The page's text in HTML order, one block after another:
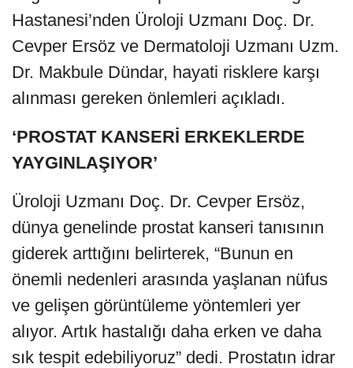
Hastanesi’nden Üroloji Uzmanı Doç. Dr.
Cevper Ersöz ve Dermatoloji Uzmanı Uzm.
Dr. Makbule Dündar, hayati risklere karşı
alınması gereken önlemleri açıkladı.
‘PROSTAT KANSERİ ERKEKLERDE
YAYGINLAŞIYOR’
Üroloji Uzmanı Doç. Dr. Cevper Ersöz,
dünya genelinde prostat kanseri tanısının
giderek arttığını belirterek, “Bunun en
önemli nedenleri arasında yaşlanan nüfus
ve gelişen görüntüleme yöntemleri yer
alıyor. Artık hastalığı daha erken ve daha
sık tespit edebiliyoruz” dedi. Prostatın idrar